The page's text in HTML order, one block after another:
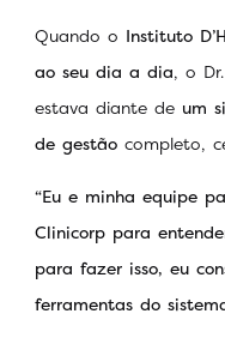
Quando o Instituto
ao seu dia a dia, o
estava diante de um
de gestão completo,
“Eu e minha equipe
Clinicorp para
para fazer isso, eu
ferramentas do